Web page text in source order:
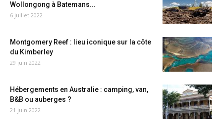
Wollongong à Batemans...
6 juillet 2022
Montgomery Reef : lieu iconique sur la côte
du Kimberley
29 juin 2022
Hébergements en Australie : camping, van,
B&B ou auberges ?
21 juin 2022